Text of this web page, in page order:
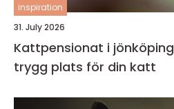
inspiration
31. July 2026
Kattpensionat i jönköping så hittar du en
trygg plats för din katt